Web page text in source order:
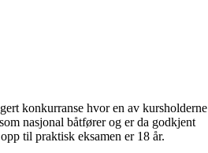
konkurranse hvor en av kursholderne
nasjonal båtfører og er da godkjent
til praktisk eksamen er 18 år.